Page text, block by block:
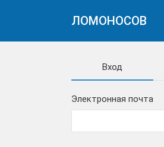
ЛОМОНОСОВ
Вход
Электронная почта